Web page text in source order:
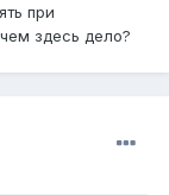
при
здесь дело?